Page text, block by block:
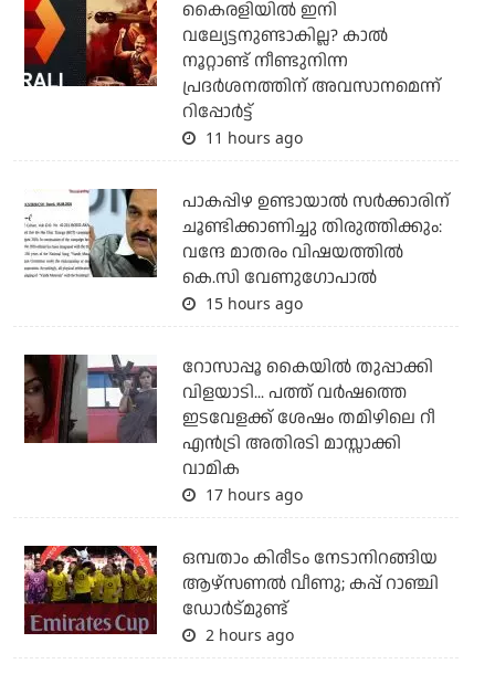
കൈരളിയില്‍ ഇനി
വല്യേട്ടനുണ്ടാകില്ല? കാല്‍
നൂറ്റാണ്ട് നീണ്ടുനിന്ന
പ്രദര്‍ശനത്തിന് അവസാനമെന്ന്
റിപ്പോര്‍ട്ട്
11 hours ago
പാകപ്പിഴ ഉണ്ടായാല്‍ സര്‍ക്കാരിന്
ചൂണ്ടിക്കാണിച്ചു തിരുത്തിക്കും:
വന്ദേ മാതരം വിഷയത്തില്‍
കെ.സി വേണുഗോപാല്‍
15 hours ago
റോസാപ്പൂ കൈയില്‍ തുപ്പാക്കി
വിളയാടി... പത്ത് വര്‍ഷത്തെ
ഇടവേളക്ക് ശേഷം തമിഴിലെ റീ
എന്‍ട്രി അതിരടി മാസ്സാക്കി
വാമിക
17 hours ago
ഒമ്പതാം കിരീടം നേടാനിറങ്ങിയ
ആഴ്സണല്‍ വീണു; കപ്പ് റാഞ്ചി
ഡോര്‍ട്മുണ്ട്
2 hours ago